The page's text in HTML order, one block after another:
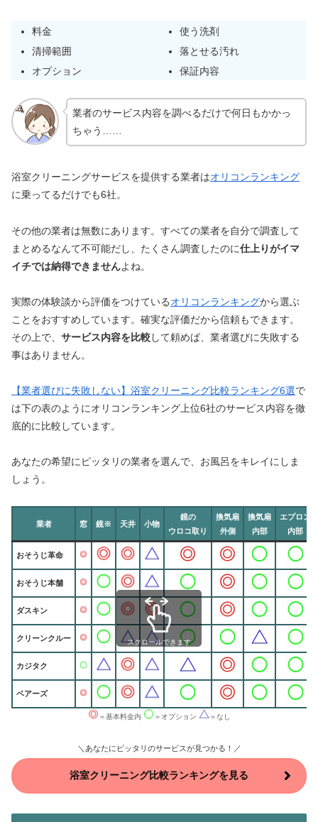
料金
清掃範囲
オプション
使う洗剤
落とせる汚れ
保証内容
業者のサービス内容を調べるだけで何日もかかっ
ちゃう……
浴室クリーニングサービスを提供する業者はオリコンランキング
に乗ってるだけでも6社。
その他の業者は無数にあります。すべての業者を自分で調査して
まとめるなんて不可能だし、たくさん調査したのに仕上りがイマ
イチでは納得できませんよね。
実際の体験談から評価をつけているオリコンランキングから選ぶ
ことをおすすめしています。確実な評価だから信頼もできます。
その上で、 サービス内容を比較して頼めば、業者選びに失敗する
事はありません。
【業者選びに失敗しない】浴室クリーニング比較ランキング6選で
は下の表のようにオリコンランキング上位6社のサービス内容を徹
底的に比較しています。
あなたの希望にピッタリの業者を選んで、お風呂をキレイにしま
しょう。
業者 窓 鏡※ 天井 小物
鏡の
ウロコ取り
換気扇
外側
換気扇
内部
エプロン
内部
おそうじ革命
おそうじ本舗
ダスキン
クリーンクルー
カジタク
ベアーズ
スクロールできます
＝基本料金内 ＝オプション ＝なし
＼あなたにピッタリのサービスが見つかる！／
浴室クリーニング比較ランキングを見る